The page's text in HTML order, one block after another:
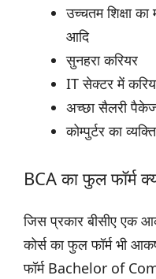
उच्चतम शिक्षा
आदि
सुनहरा करियर
IT सेक्टर में
अच्छा सैलरी
कोम्पुर्टर का
BCA का फुल फॉर्म
जिस प्रकार बीसीए एक
कोर्स का फुल फॉर्म भी
फॉर्म Bachelor of